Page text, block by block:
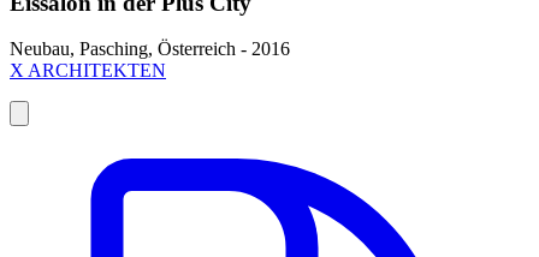
Neubau, Pasching, Österreich - 2016
X ARCHITEKTEN